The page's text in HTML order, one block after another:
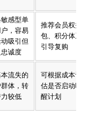
感型单
，容易
吸引但
诚度
推荐会员权益
包、积分体系
引导复购
流失的
体，转
较低
可根据成本评
估是否启动唤
醒计划